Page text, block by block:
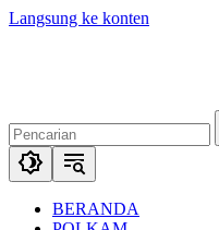
Langsung ke konten
BERANDA